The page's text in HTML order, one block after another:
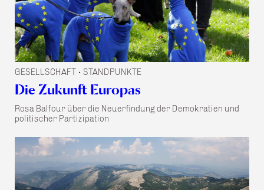
GESELLSCHAFT • STANDPUNKTE
Die Zukunft Europas
Rosa Balfour über die Neuerfindung der Demokratien und
politischer Partizipation